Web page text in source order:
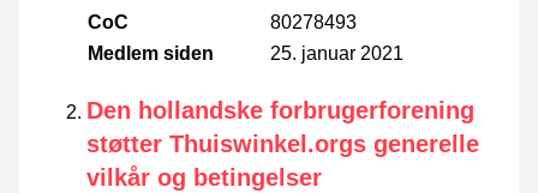
CoC
80278493
Medlem siden
25. januar 2021
Den hollandske forbrugerforening
støtter Thuiswinkel.orgs generelle
vilkår og betingelser